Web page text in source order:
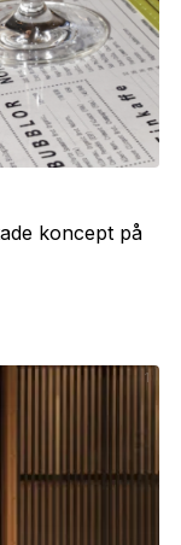
koncept på
1